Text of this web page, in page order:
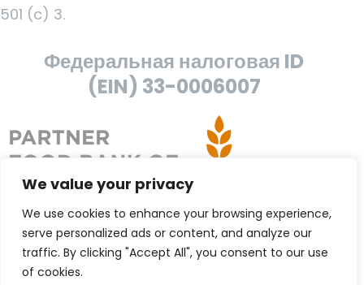
We value your privacy
We use cookies to enhance your browsing experience,
serve personalized ads or content, and analyze our
traffic. By clicking "Accept All", you consent to our use
of cookies.
501 (c) 3.
Федеральная налоговая ID
(EIN) 33-0006007